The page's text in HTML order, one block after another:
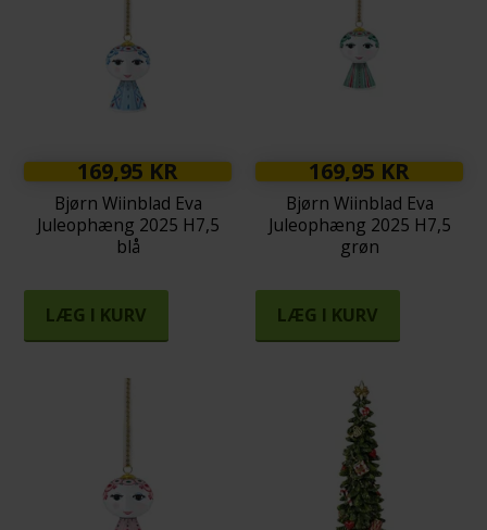
169,95 KR
Bjørn Wiinblad Eva
Juleophæng 2025 H7,5
blå
LÆG I KURV
169,95 KR
Bjørn Wiinblad Eva
Juleophæng 2025 H7,5
grøn
LÆG I KURV